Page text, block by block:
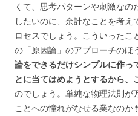
くて、思考パターンや刺激な
したいのに、余計なことを考
ロセスでしょう。こういった
の「原因論」のアプローチのほ
論をできるだけシンプルに作っ
とに当てはめようとするから
のでしょう。単純な物理法則が
ことへの憧れがなせる業なのか